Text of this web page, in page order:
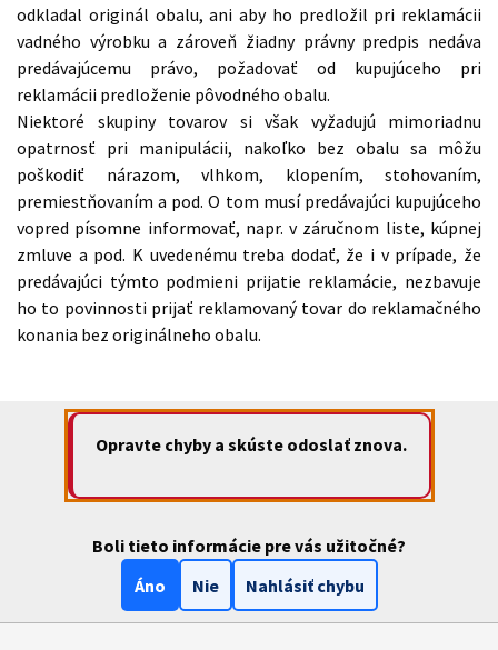
odkladal originál obalu, ani aby ho predložil pri reklamácii
vadného výrobku a zároveň žiadny právny predpis nedáva
predávajúcemu právo, požadovať od kupujúceho pri
reklamácii predloženie pôvodného obalu.
Niektoré skupiny tovarov si však vyžadujú mimoriadnu
opatrnosť pri manipulácii, nakoľko bez obalu sa môžu
poškodiť nárazom, vlhkom, klopením, stohovaním,
premiestňovaním a pod. O tom musí predávajúci kupujúceho
vopred písomne informovať, napr. v záručnom liste, kúpnej
zmluve a pod. K uvedenému treba dodať, že i v prípade, že
predávajúci týmto podmieni prijatie reklamácie, nezbavuje
ho to povinnosti prijať reklamovaný tovar do reklamačného
konania bez originálneho obalu.
Opravte chyby a skúste odoslať znova.
Boli tieto informácie pre vás užitočné?
Áno
Nie Nahlásiť chybu